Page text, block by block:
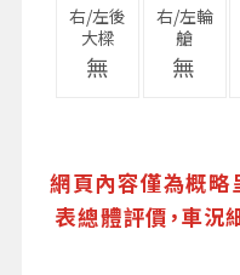
右/左後
大樑
無
右/左輪
艙
無
網頁內容僅為概略
表總體評價，車況